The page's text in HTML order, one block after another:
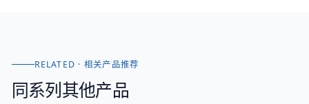
RELATED · 相关产品推荐
同系列其他产品